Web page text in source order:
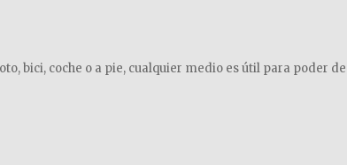
bici, coche o a pie, cualquier medio es útil para poder